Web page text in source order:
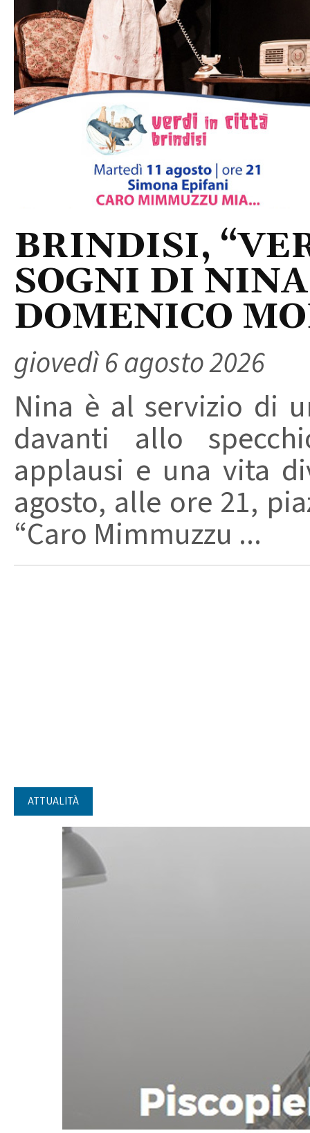
BRINDISI,
SOGNI DI
DOMENICO
giovedì 6 agosto 2026
Nina è al servizio di
davanti allo
applausi e una vita
agosto, alle ore 21,
“Caro Mimmuzzu ...
ATTUALITÀ